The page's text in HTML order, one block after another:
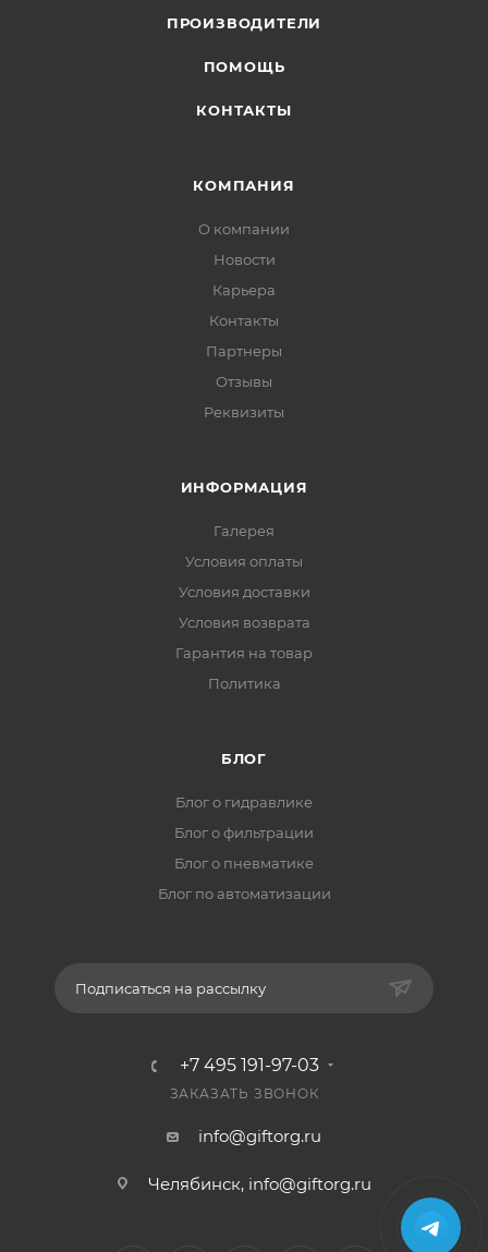
ПРОИЗВОДИТЕЛИ
ПОМОЩЬ
КОНТАКТЫ
КОМПАНИЯ
О компании
Новости
Карьера
Контакты
Партнеры
Отзывы
Реквизиты
ИНФОРМАЦИЯ
Галерея
Условия оплаты
Условия доставки
Условия возврата
Гарантия на товар
Политика
БЛОГ
Блог о гидравлике
Блог о фильтрации
Блог о пневматике
Блог по автоматизации
Подписаться на рассылку
+7 495 191-97-03
ЗАКАЗАТЬ ЗВОНОК
info@giftorg.ru
Челябинск, info@giftorg.ru